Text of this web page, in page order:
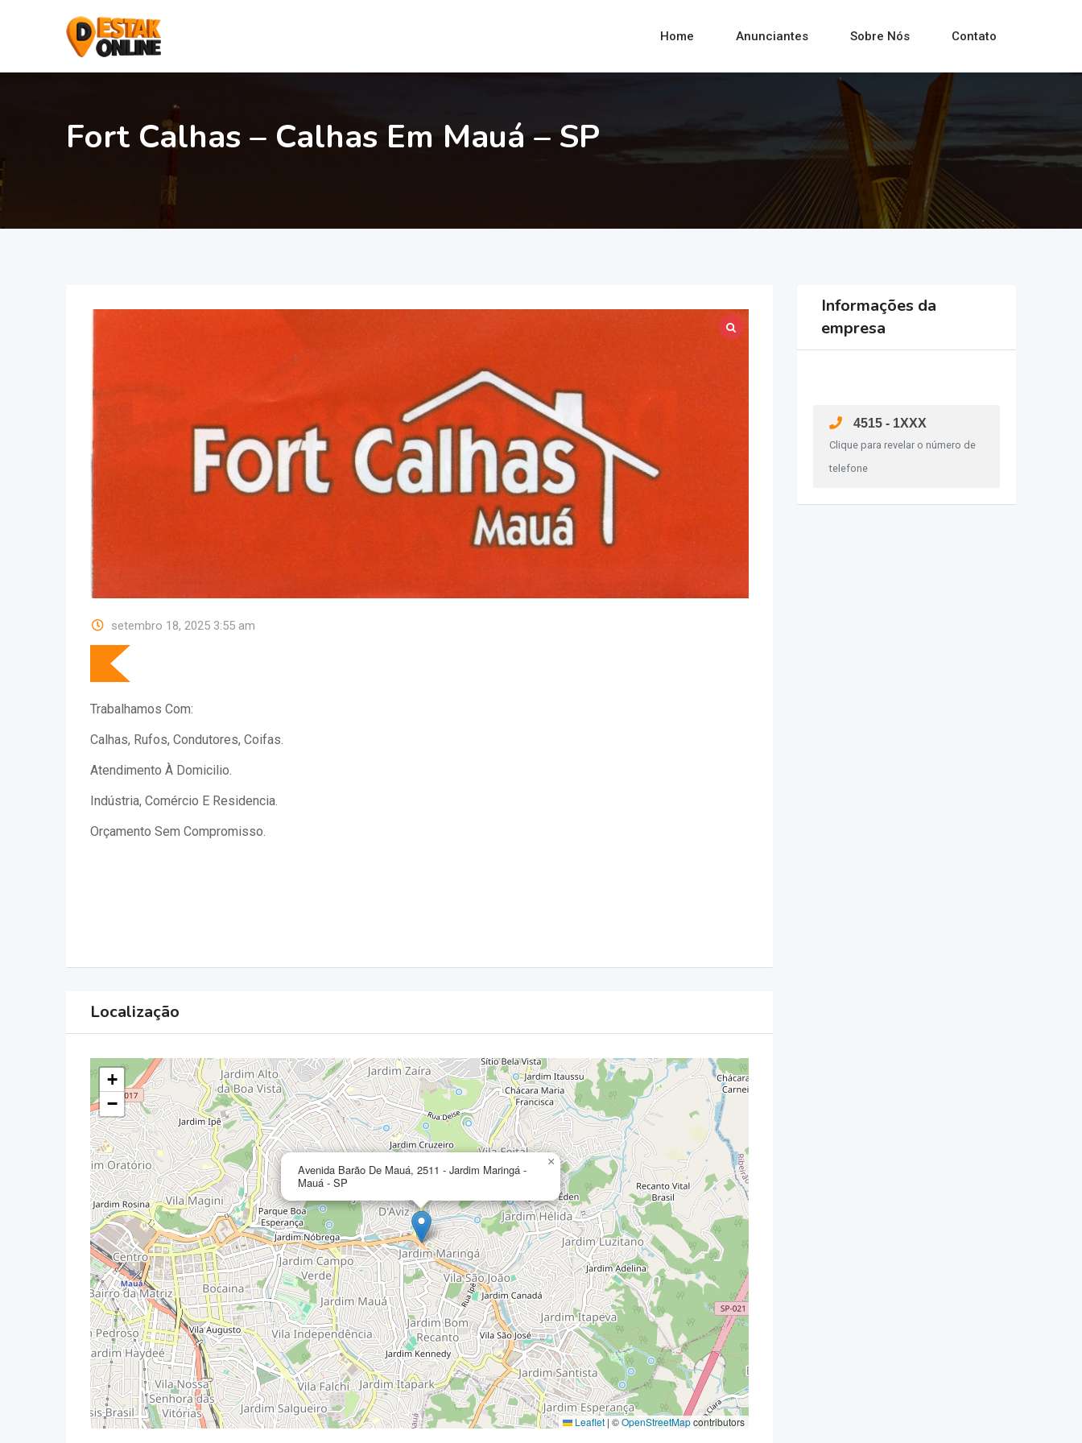
Home Anunciantes Sobre Nós Contato
Fort Calhas – Calhas Em Mauá – SP
setembro 18, 2025 3:55 am
Trabalhamos Com:
Calhas, Rufos, Condutores, Coifas.
Atendimento À Domicilio.
Indústria, Comércio E Residencia.
Orçamento Sem Compromisso.
Localização
Avenida Barão De Mauá, 2511 - Jardim Maringá -
Mauá - SP
×
+
−
Leaflet | ©OpenStreetMapcontributors
Informações da
empresa
4515 - 1XXX
Clique para revelar o número de
telefone